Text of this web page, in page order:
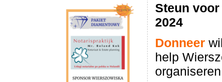
Steun
2024
Donneer
help